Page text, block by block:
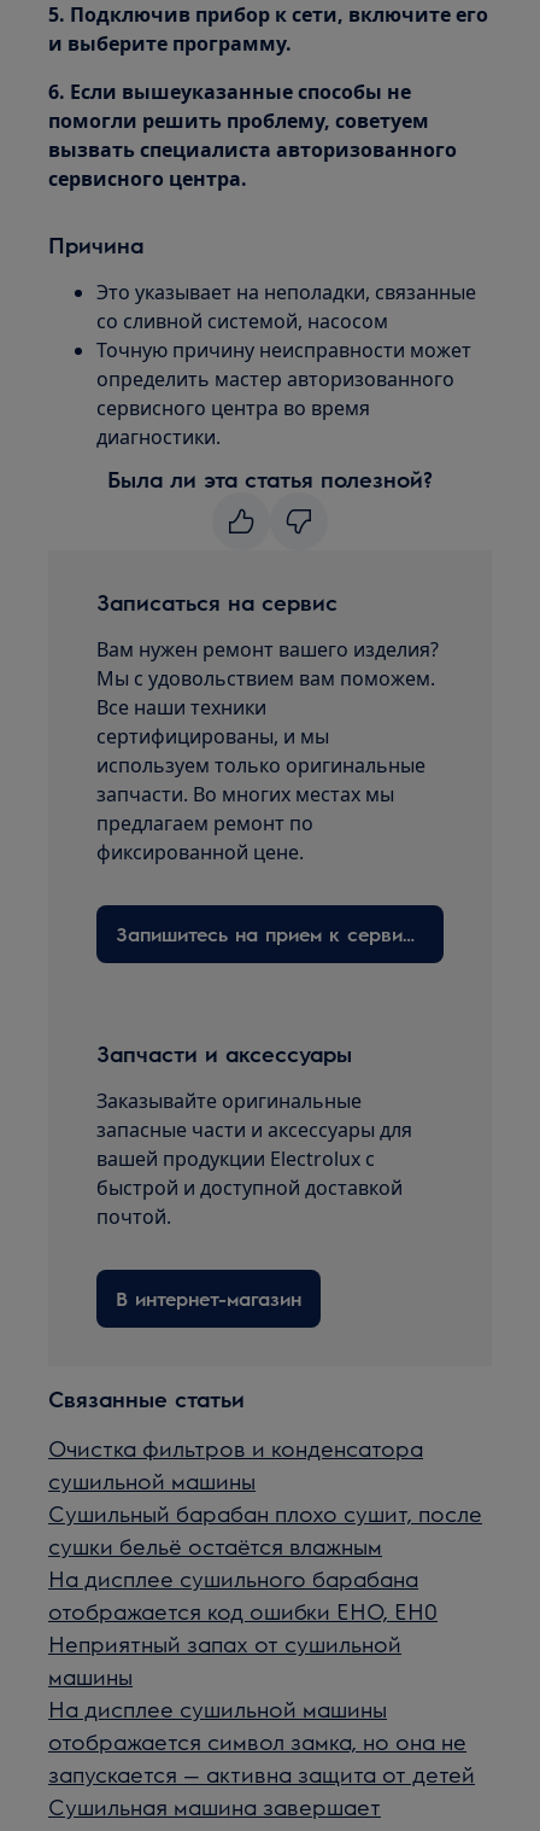
5. Подключив прибор к сети, включите его
и выберите программу.
6. Если вышеуказанные способы не
помогли решить проблему, советуем
вызвать специалиста авторизованного
сервисного центра.
Причина
Это указывает на неполадки, связанные
со сливной системой, насосом
Точную причину неисправности может
определить мастер авторизованного
сервисного центра во время
диагностики.
Была ли эта статья полезной?
Записаться на сервис
Вам нужен ремонт вашего изделия?
Мы с удовольствием вам поможем.
Все наши техники
сертифицированы, и мы
используем только оригинальные
запчасти. Во многих местах мы
предлагаем ремонт по
фиксированной цене.
Запишитесь на прием к сервисному технику здесь
Запчасти и аксессуары
Заказывайте оригинальные
запасные части и аксессуары для
вашей продукции Electrolux с
быстрой и доступной доставкой
почтой.
В интернет-магазин
Связанные статьи
Очистка фильтров и конденсатора
сушильной машины
Сушильный барабан плохо сушит, после
сушки бельё остаётся влажным
На дисплее сушильного барабана
отображается код ошибки EHO, EH0
Неприятный запах от сушильной
машины
На дисплее сушильной машины
отображается символ замка, но она не
запускается — активна защита от детей
Сушильная машина завершает